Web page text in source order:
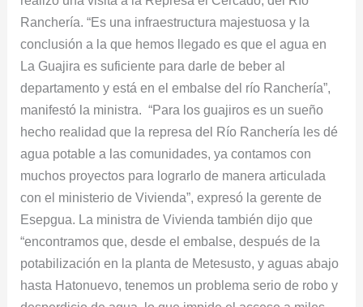
Ranchería. “Es una infraestructura majestuosa y la
conclusión a la que hemos llegado es que el agua en
La Guajira es suficiente para darle de beber al
departamento y está en el embalse del río Ranchería”,
manifestó la ministra. “Para los guajiros es un sueño
hecho realidad que la represa del Río Ranchería les dé
agua potable a las comunidades, ya contamos con
muchos proyectos para lograrlo de manera articulada
con el ministerio de Vivienda”, expresó la gerente de
Esepgua. La ministra de Vivienda también dijo que
“encontramos que, desde el embalse, después de la
potabilización en la planta de Metesusto, y aguas abajo
hasta Hatonuevo, tenemos un problema serio de robo y